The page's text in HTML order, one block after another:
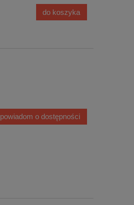
do koszyka
powiadom o dostępności